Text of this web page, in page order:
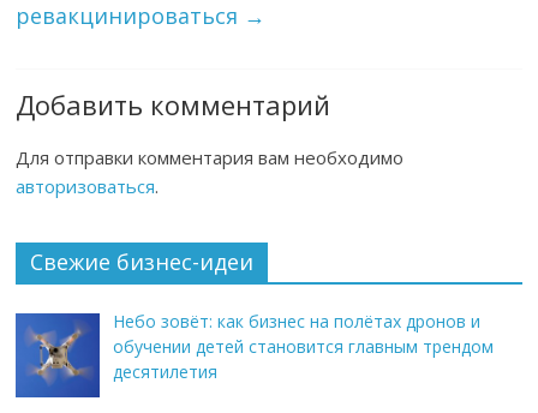
ревакцинироваться →
Добавить комментарий
Для отправки комментария вам необходимо
авторизоваться.
Свежие бизнес-идеи
Небо зовёт: как бизнес на полётах дронов и
обучении детей становится главным трендом
десятилетия